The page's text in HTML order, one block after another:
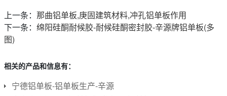
上一条： 那曲铝单板,庚固建筑材料,冲孔铝单板作用
下一条： 绵阳硅酮耐候胶-耐候硅酮密封胶-辛源牌铝单板(多
图)
相关的产品和信息有：
宁德铝单板-铝单板生产-辛源